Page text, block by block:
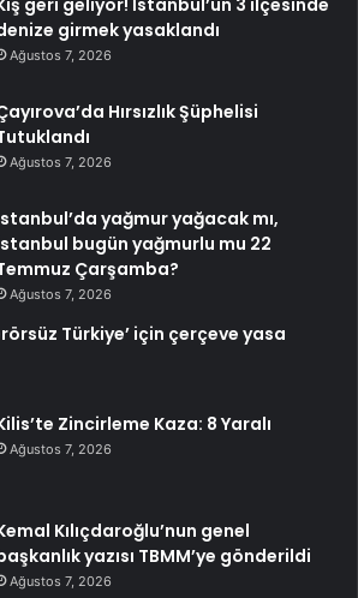
geri geliyor! İstanbul’un 3 ilçesinde
girmek yasaklandı
Ağustos 7, 2026
Hırsızlık Şüphelisi
Ağustos 7, 2026
yağmur yağacak mı,
bugün yağmurlu mu 22
Çarşamba?
Ağustos 7, 2026
Türkiye’ için çerçeve yasa
Zincirleme Kaza: 8 Yaralı
Ağustos 7, 2026
Kılıçdaroğlu’nun genel
yazısı TBMM’ye gönderildi
Ağustos 7, 2026